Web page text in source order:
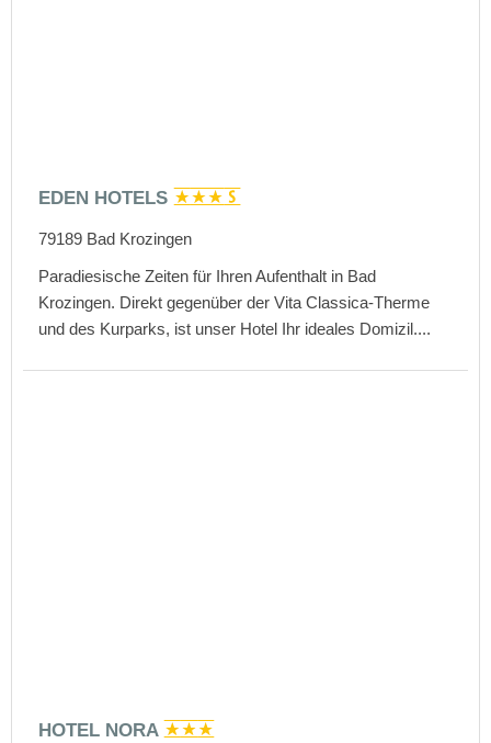
EDEN HOTELS
79189 Bad Krozingen
Paradiesische Zeiten für Ihren Aufenthalt in Bad
Krozingen. Direkt gegenüber der Vita Classica-Therme
und des Kurparks, ist unser Hotel Ihr ideales Domizil....
HOTEL NORA